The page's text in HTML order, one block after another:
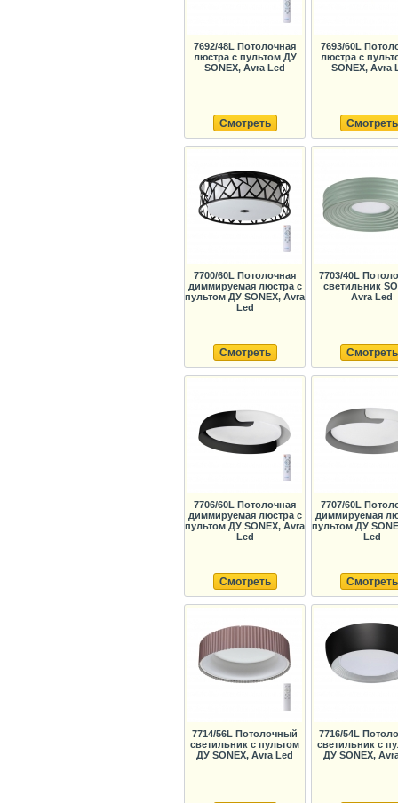
7692/48L Потолочная
люстра с пультом ДУ
SONEX, Avra Led
Смотреть
7693/60L
люстра с
SONEX, Avra
Смотреть
7700/60L Потолочная
диммируемая люстра с
пультом ДУ SONEX, Avra
Led
Смотреть
7703/40L
светильник
Avra Led
Смотреть
7706/60L Потолочная
диммируемая люстра с
пультом ДУ SONEX, Avra
Led
Смотреть
7707/60L
диммируемая
пультом ДУ
Led
Смотреть
7714/56L Потолочный
светильник с пультом
ДУ SONEX, Avra Led
7716/54L
светильник с
ДУ SONEX,